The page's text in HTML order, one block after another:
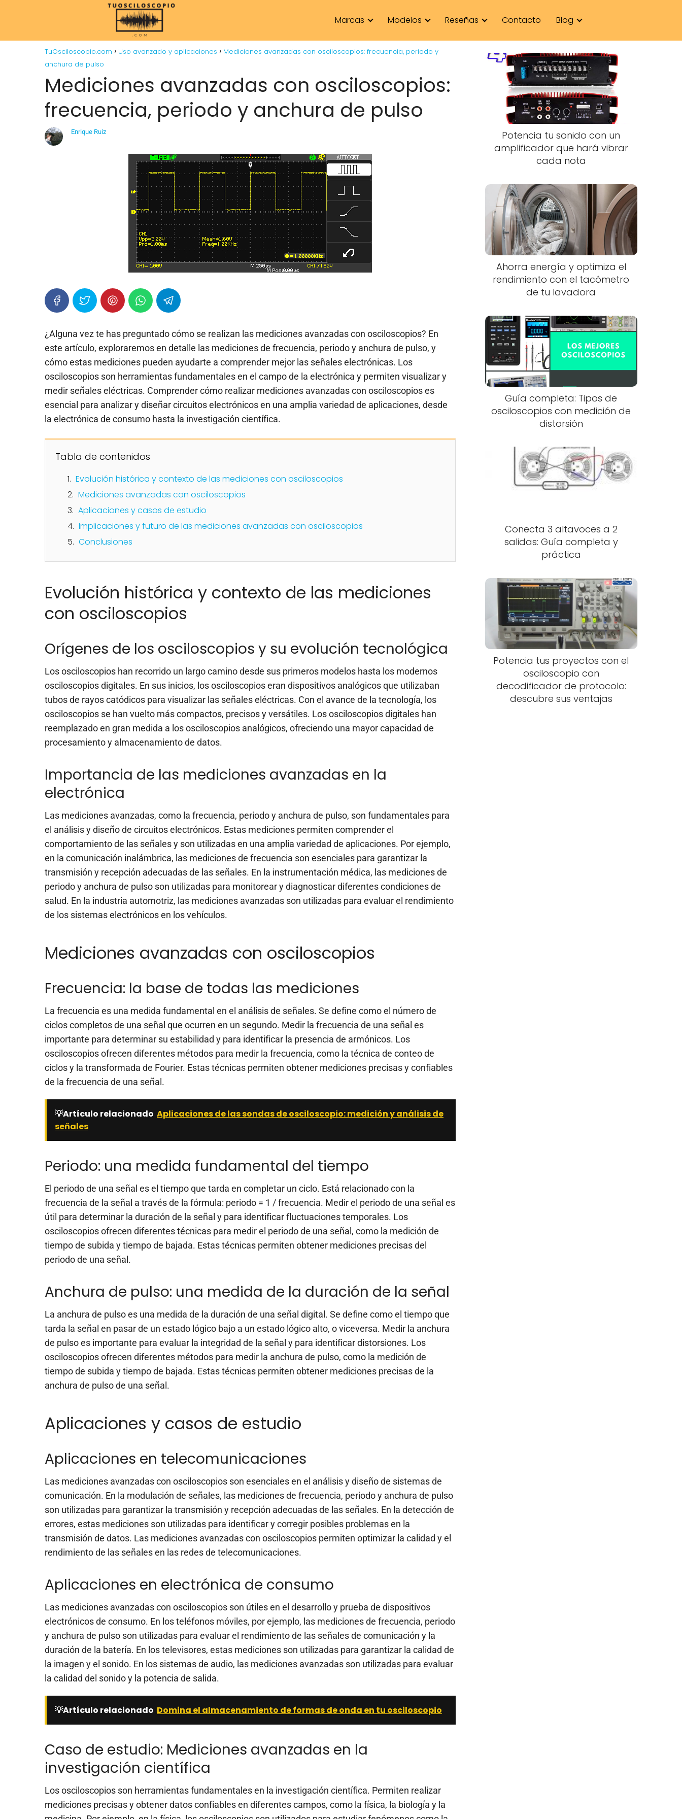
Marcas Modelos Reseñas Contacto Blog
TuOsciloscopio.com Uso avanzado y aplicaciones
Mediciones avanzadas con osciloscopios: frecuencia, periodo y
anchura de pulso
Mediciones avanzadas con osciloscopios:
frecuencia, periodo y anchura de pulso
Enrique Ruiz
¿Alguna vez te has preguntado cómo se realizan las mediciones avanzadas con osciloscopios? En
este artículo, exploraremos en detalle las mediciones de frecuencia, periodo y anchura de pulso, y
cómo estas mediciones pueden ayudarte a comprender mejor las señales electrónicas. Los
osciloscopios son herramientas fundamentales en el campo de la electrónica y permiten visualizar y
medir señales eléctricas. Comprender cómo realizar mediciones avanzadas con osciloscopios es
esencial para analizar y diseñar circuitos electrónicos en una amplia variedad de aplicaciones, desde
la electrónica de consumo hasta la investigación científica.
Tabla de contenidos
Evolución histórica y contexto de las mediciones con osciloscopios
Mediciones avanzadas con osciloscopios
Aplicaciones y casos de estudio
Implicaciones y futuro de las mediciones avanzadas con osciloscopios
Conclusiones
Evolución histórica y contexto de las mediciones
con osciloscopios
Orígenes de los osciloscopios y su evolución tecnológica
Los osciloscopios han recorrido un largo camino desde sus primeros modelos hasta los modernos
osciloscopios digitales. En sus inicios, los osciloscopios eran dispositivos analógicos que utilizaban
tubos de rayos catódicos para visualizar las señales eléctricas. Con el avance de la tecnología, los
osciloscopios se han vuelto más compactos, precisos y versátiles. Los osciloscopios digitales han
reemplazado en gran medida a los osciloscopios analógicos, ofreciendo una mayor capacidad de
procesamiento y almacenamiento de datos.
Importancia de las mediciones avanzadas en la
electrónica
Las mediciones avanzadas, como la frecuencia, periodo y anchura de pulso, son fundamentales para
el análisis y diseño de circuitos electrónicos. Estas mediciones permiten comprender el
comportamiento de las señales y son utilizadas en una amplia variedad de aplicaciones. Por ejemplo,
en la comunicación inalámbrica, las mediciones de frecuencia son esenciales para garantizar la
transmisión y recepción adecuadas de las señales. En la instrumentación médica, las mediciones de
periodo y anchura de pulso son utilizadas para monitorear y diagnosticar diferentes condiciones de
salud. En la industria automotriz, las mediciones avanzadas son utilizadas para evaluar el rendimiento
de los sistemas electrónicos en los vehículos.
Mediciones avanzadas con osciloscopios
Frecuencia: la base de todas las mediciones
La frecuencia es una medida fundamental en el análisis de señales. Se define como el número de
ciclos completos de una señal que ocurren en un segundo. Medir la frecuencia de una señal es
importante para determinar su estabilidad y para identificar la presencia de armónicos. Los
osciloscopios ofrecen diferentes métodos para medir la frecuencia, como la técnica de conteo de
ciclos y la transformada de Fourier. Estas técnicas permiten obtener mediciones precisas y confiables
de la frecuencia de una señal.
💡Artículo relacionado Aplicaciones de las sondas de osciloscopio: medición y análisis de
señales
Periodo: una medida fundamental del tiempo
El periodo de una señal es el tiempo que tarda en completar un ciclo. Está relacionado con la
frecuencia de la señal a través de la fórmula: periodo = 1 / frecuencia. Medir el periodo de una señal es
útil para determinar la duración de la señal y para identificar fluctuaciones temporales. Los
osciloscopios ofrecen diferentes técnicas para medir el periodo de una señal, como la medición de
tiempo de subida y tiempo de bajada. Estas técnicas permiten obtener mediciones precisas del
periodo de una señal.
Anchura de pulso: una medida de la duración de la señal
La anchura de pulso es una medida de la duración de una señal digital. Se define como el tiempo que
tarda la señal en pasar de un estado lógico bajo a un estado lógico alto, o viceversa. Medir la anchura
de pulso es importante para evaluar la integridad de la señal y para identificar distorsiones. Los
osciloscopios ofrecen diferentes métodos para medir la anchura de pulso, como la medición de
tiempo de subida y tiempo de bajada. Estas técnicas permiten obtener mediciones precisas de la
anchura de pulso de una señal.
Aplicaciones y casos de estudio
Aplicaciones en telecomunicaciones
Las mediciones avanzadas con osciloscopios son esenciales en el análisis y diseño de sistemas de
comunicación. En la modulación de señales, las mediciones de frecuencia, periodo y anchura de pulso
son utilizadas para garantizar la transmisión y recepción adecuadas de las señales. En la detección de
errores, estas mediciones son utilizadas para identificar y corregir posibles problemas en la
transmisión de datos. Las mediciones avanzadas con osciloscopios permiten optimizar la calidad y el
rendimiento de las señales en las redes de telecomunicaciones.
Aplicaciones en electrónica de consumo
Las mediciones avanzadas con osciloscopios son útiles en el desarrollo y prueba de dispositivos
electrónicos de consumo. En los teléfonos móviles, por ejemplo, las mediciones de frecuencia, periodo
y anchura de pulso son utilizadas para evaluar el rendimiento de las señales de comunicación y la
duración de la batería. En los televisores, estas mediciones son utilizadas para garantizar la calidad de
la imagen y el sonido. En los sistemas de audio, las mediciones avanzadas son utilizadas para evaluar
la calidad del sonido y la potencia de salida.
💡Artículo relacionado Domina el almacenamiento de formas de onda en tu osciloscopio
Caso de estudio: Mediciones avanzadas en la
investigación científica
Los osciloscopios son herramientas fundamentales en la investigación científica. Permiten realizar
mediciones precisas y obtener datos confiables en diferentes campos, como la física, la biología y la
Potencia tu sonido con un
amplificador que hará vibrar
cada nota
Ahorra energía y optimiza el
rendimiento con el tacómetro
de tu lavadora
Guía completa: Tipos de
osciloscopios con medición de
distorsión
Conecta 3 altavoces a 2
salidas: Guía completa y
práctica
Potencia tus proyectos con el
osciloscopio con
decodificador de protocolo:
descubre sus ventajas